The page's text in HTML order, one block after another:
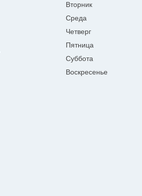
Вторник
Среда
Четверг
Пятница
Суббота
Воскресенье